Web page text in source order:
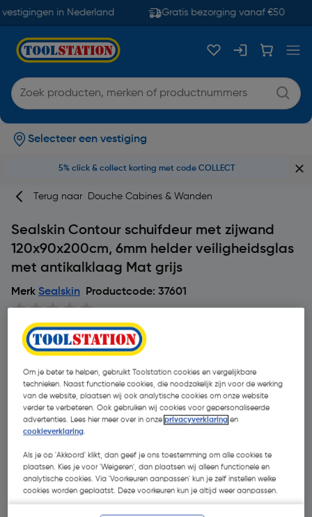
in Nederland Gratis bezorging vanaf €50
Selecteer een vestiging
5% click & collect korting met code COLLECT
Terug naar Douche Cabines & Wanden
Sealskin Contour schuifdeur met zijwand
120x90x200cm, 6mm helder veiligheidsglas
met antikalklaag Mat grijs
Merk Sealskin Productcode: 37601
Om je beter te helpen, gebruikt Toolstation cookies en vergelijkbare
technieken. Naast functionele cookies, die noodzakelijk zijn voor de werking
van de website, plaatsen wij ook analytische cookies om onze website
verder te verbeteren. Ook gebruiken wij cookies voor gepersonaliseerde
advertenties. Lees hier meer over in onzeprivacyverklaring en
cookieverklaring.
Als je op 'Akkoord' klikt, dan geef je ons toestemming om alle cookies te
plaatsen. Kies je voor 'Weigeren', dan plaatsen wij alleen functionele en
analytische cookies. Via 'Voorkeuren aanpassen' kun je zelf instellen welke
cookies worden geplaatst. Deze voorkeuren kun je altijd weer aanpassen.